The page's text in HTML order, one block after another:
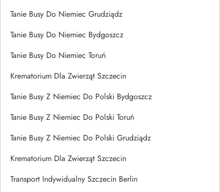
Tanie Busy Do Niemiec Grudziądz
Tanie Busy Do Niemiec Bydgoszcz
Tanie Busy Do Niemiec Toruń
Krematorium Dla Zwierząt Szczecin
Tanie Busy Z Niemiec Do Polski Bydgoszcz
Tanie Busy Z Niemiec Do Polski Toruń
Tanie Busy Z Niemiec Do Polski Grudziądz
Krematorium Dla Zwierząt Szczecin
Transport Indywidualny Szczecin Berlin